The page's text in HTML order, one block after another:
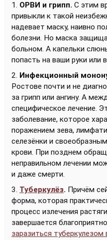
1. ОРВИ и грипп. С этим
привыкли к такой
надевает маску, наивно
болезни. Но маска
больном. А капельки
попасть на ваши руки или
2. Инфекционный
Ростове почти и не
за грипп или ангину. А
специфическое лечение.
заболевание, которое
поражением зева,
селезёнки и
крови. При позднем
неправильном лечении
и даже смерти.
3. Туберкулёз. Причём
форма, которая
процесс излечения
завершается
заразиться